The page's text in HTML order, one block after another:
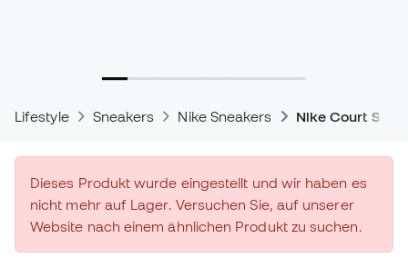
Lifestyle Sneakers Nike Sneakers Nike Court
Dieses Produkt wurde eingestellt und wir haben es
nicht mehr auf Lager. Versuchen Sie, auf unserer
Website nach einem ähnlichen Produkt zu suchen.